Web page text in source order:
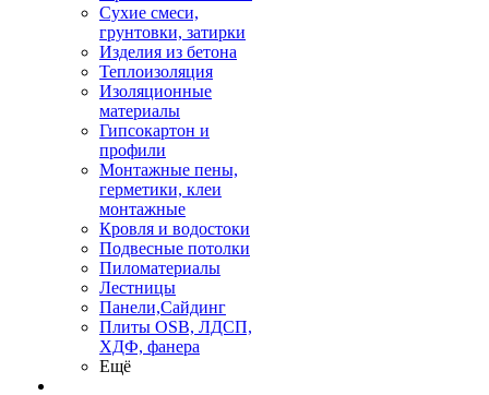
Сухие смеси,
грунтовки, затирки
Изделия из бетона
Теплоизоляция
Изоляционные
материалы
Гипсокартон и
профили
Монтажные пены,
герметики, клеи
монтажные
Кровля и водостоки
Подвесные потолки
Пиломатериалы
Лестницы
Панели,Сайдинг
Плиты OSB, ЛДСП,
ХДФ, фанера
Ещё